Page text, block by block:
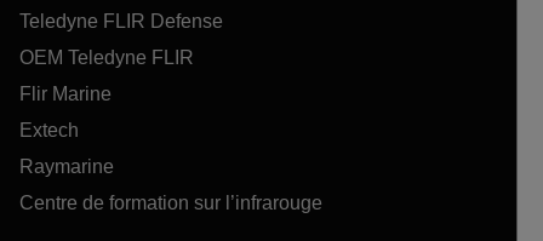
Teledyne FLIR Defense
OEM Teledyne FLIR
Flir Marine
Extech
Raymarine
Centre de formation sur l’infrarouge